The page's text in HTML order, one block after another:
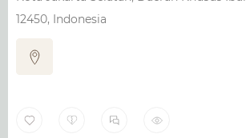
12450, Indonesia